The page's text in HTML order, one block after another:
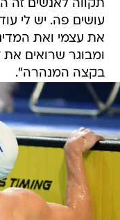
תקווה לאנשים זה
עושים פה. יש לי
את עצמי ואת
ומבוגר שרואים
בקצה המנהרה".